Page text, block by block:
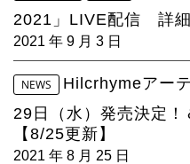
2021」LIVE配信 詳細
2021 年 9 月 3 日
NEWS
Hilcrhymeアー
29日（水）発売決定！
【8/25更新】
2021 年 8 月 25 日